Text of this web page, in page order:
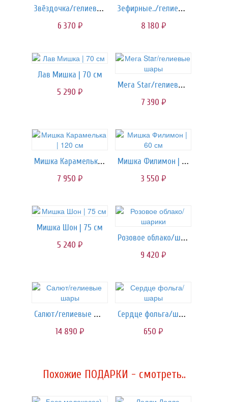
Звёздочка/гелиевые шары
6 370 руб.
Зефирные../гелиевые шары
8 180 руб.
Лав Мишка | 70 см
5 290 руб.
Мега Star/гелиевые шары
7 390 руб.
Мишка Карамелька | 120 см
7 950 руб.
Мишка Филимон | 60 см
3 550 руб.
Мишка Шон | 75 см
5 240 руб.
Розовое облако/шарики
9 420 руб.
Салют/гелиевые шары
14 890 руб.
Сердце фольга/шары
650 руб.
Похожие ПОДАРКИ - смотреть..